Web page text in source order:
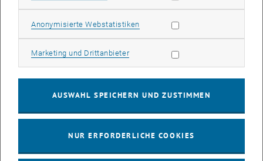
(ETIA) und Gewinnerin des ARA Best Study Award 2018:
eine Quelle der Motivation. Er war eine große Belohnung für alle
die finanzielle Erleichterung, die mir durch den Award beim Start ins
Berufsleben zuteil wurde.“
Bereich in Osteuropa tätigen NGO. Durch die Arbeit in einem
internationalen Umfeld kann ich die Kenntnisse und Fähigkeiten, die
Anonymisierte WebstatistikenStatistik Cookies zulassen
Marketing und DrittanbieterMarketing Cookies zulassen
AUSWAHL SPEICHERN UND ZUSTIMMEN
NUR ERFORDERLICHE COOKIES